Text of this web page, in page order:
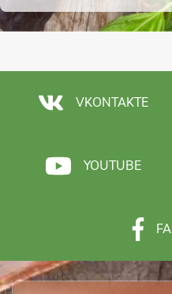
VKONTAKTE
YOUTUBE